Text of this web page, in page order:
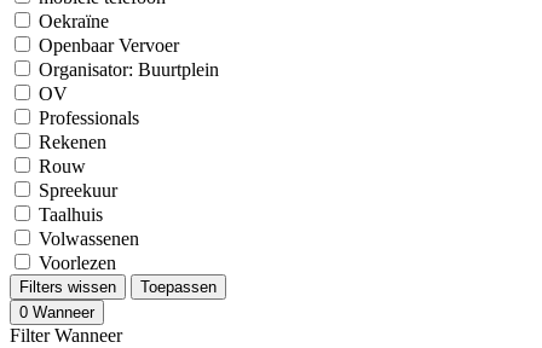
Oekraïne
Openbaar Vervoer
Organisator: Buurtplein
OV
Professionals
Rekenen
Rouw
Spreekuur
Taalhuis
Volwassenen
Voorlezen
Filters wissen
Toepassen
0 Wanneer
Filter Wanneer